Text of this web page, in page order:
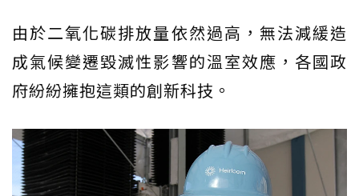
由於二氧化碳排放量依然過高，無法減緩造
成氣候變遷毀滅性影響的溫室效應，各國政
府紛紛擁抱這類的創新科技。